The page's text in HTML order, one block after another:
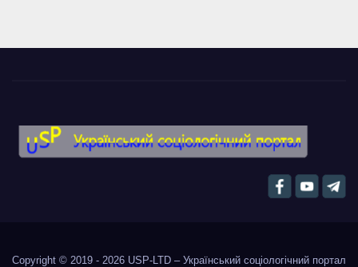
Copyright © 2019 - 2026 USP-LTD – Український соціологічний портал